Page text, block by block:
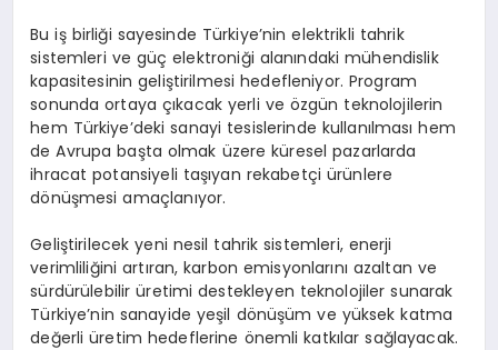
Bu iş birliği sayesinde Türkiye’nin elektrikli tahrik
sistemleri ve güç elektroniği alanındaki mühendislik
kapasitesinin geliştirilmesi hedefleniyor. Program
sonunda ortaya çıkacak yerli ve özgün teknolojilerin
hem Türkiye’deki sanayi tesislerinde kullanılması hem
de Avrupa başta olmak üzere küresel pazarlarda
ihracat potansiyeli taşıyan rekabetçi ürünlere
dönüşmesi amaçlanıyor.
Geliştirilecek yeni nesil tahrik sistemleri, enerji
verimliliğini artıran, karbon emisyonlarını azaltan ve
sürdürülebilir üretimi destekleyen teknolojiler sunarak
Türkiye’nin sanayide yeşil dönüşüm ve yüksek katma
değerli üretim hedeflerine önemli katkılar sağlayacak.